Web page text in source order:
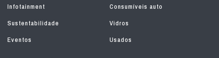
Infotainment
Consumíveis auto
Sustentabilidade
Vidros
Eventos
Usados